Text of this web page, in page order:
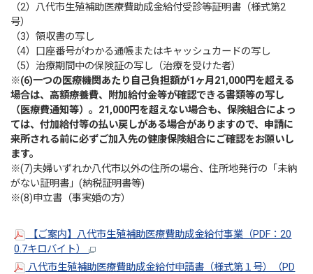
（2）八代市生殖補助医療費助成金給付受診等証明書（様式第2
号）
（3）領収書の写し
（4）口座番号がわかる通帳またはキャッシュカードの写し
（5）治療期間中の保険証の写し（治療を受けた者）
※(6)一つの医療機関あたり自己負担額が1ヶ月21,000円を超える
場合は、高額療養費、附加給付金等が確認できる書類等の写し
（医療費通知等）。21,000円を超えない場合も、保険組合によっ
ては、付加給付等の払い戻しがある場合がありますので、申請に
来所される前に必ずご加入先の健康保険組合にご確認をお願いし
ます。
※(7)夫婦いずれか八代市以外の住所の場合、住所地発行の「未納
がない証明書」(納税証明書等)
※(8)申立書（事実婚の方）
【ご案内】八代市生殖補助医療費助成金給付事業（PDF：20
0.7キロバイト）
八代市生殖補助医療費助成金給付申請書（様式第１号）（PD